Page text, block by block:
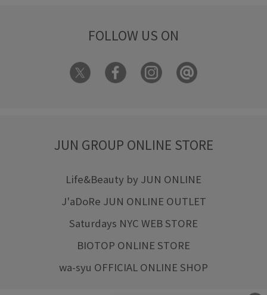
FOLLOW US ON
JUN GROUP ONLINE STORE
Life&Beauty by JUN ONLINE
J'aDoRe JUN ONLINE OUTLET
Saturdays NYC WEB STORE
BIOTOP ONLINE STORE
wa-syu OFFICIAL ONLINE SHOP